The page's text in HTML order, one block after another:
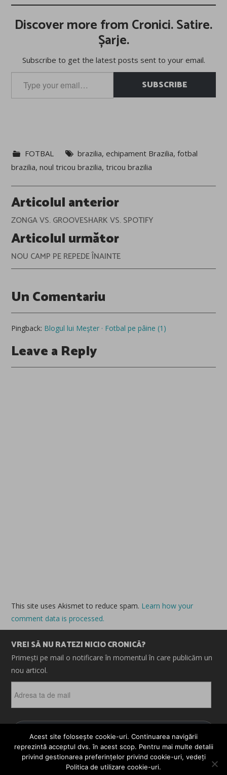
Discover more from Cronici. Satire.
Șarje.
Subscribe to get the latest posts sent to your email.
your
email…
SUBSCRIBE
FOTBAL brazilia,echipament Brazilia,fotbal
brazilia,noul tricou brazilia,tricou brazilia
Post
navigation
Articolul anterior
ZONGA VS. GROOVESHARK VS. SPOTIFY
Articolul următor
NOU CAMP PE REPEDE ÎNAINTE
Un Comentariu
Pingback: Blogul lui Meşter · Fotbal pe pâine (1)
Leave a Reply
This site uses Akismet to reduce spam. Learn how your
comment data is processed.
VREI SĂ NU RATEZI NICIO CRONICĂ?
Primești pe mail o notificare în momentul în care publicăm un
nou articol.
ta
de
ABONEAZĂ-TE
© 2026 CRONICI. SATIRE. ȘARJE. TOATE DREPTURILE
Acest site folosește cookie-uri. Continuarea navigării
reprezintă acceptul dvs. în acest scop. Pentru mai multe detalii
privind gestionarea preferințelor privind cookie-uri, vedeți
Politica de utilizare cookie-uri.